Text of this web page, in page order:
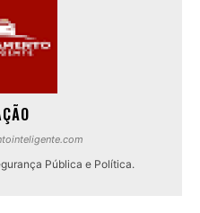
Pública e Política.